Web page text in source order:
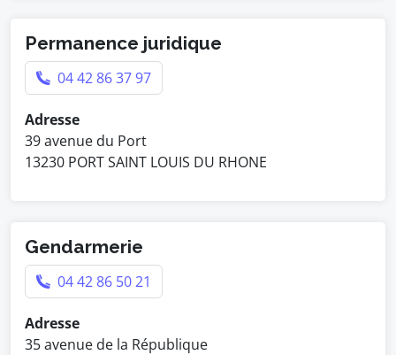
Permanence juridique
04 42 86 37 97
Adresse
39 avenue du Port
13230 PORT SAINT LOUIS DU RHONE
Gendarmerie
04 42 86 50 21
Adresse
35 avenue de la République